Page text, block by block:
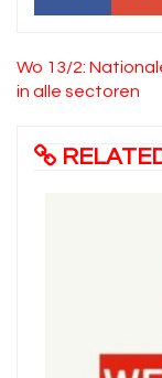
Bericht
navigatie
Wo 13/2:
in alle sectoren